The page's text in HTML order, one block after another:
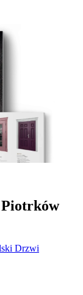
Drzwi